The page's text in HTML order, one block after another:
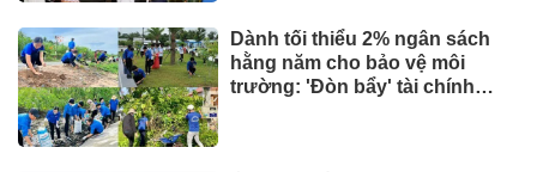
Dành tối thiểu 2% ngân sách
hằng năm cho bảo vệ môi
trường: 'Đòn bẩy' tài chính